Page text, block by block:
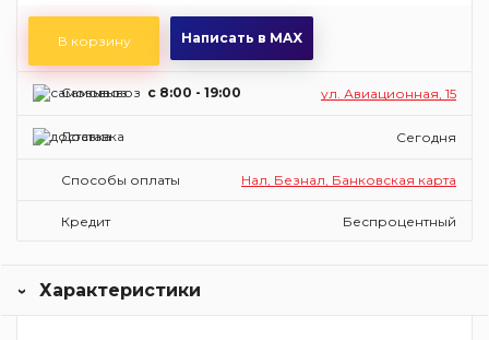
В корзину Написать в MAX
Самовывоз c 8:00 - 19:00 ул. Авиационная, 15
Доставка Сегодня
Способы оплаты Нал, Безнал, Банковская карта
Кредит Беспроцентный
Характеристики